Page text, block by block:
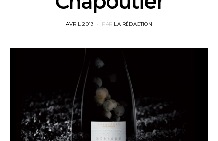
POSTED
AVRIL 2019 PAR LA RÉDACTION